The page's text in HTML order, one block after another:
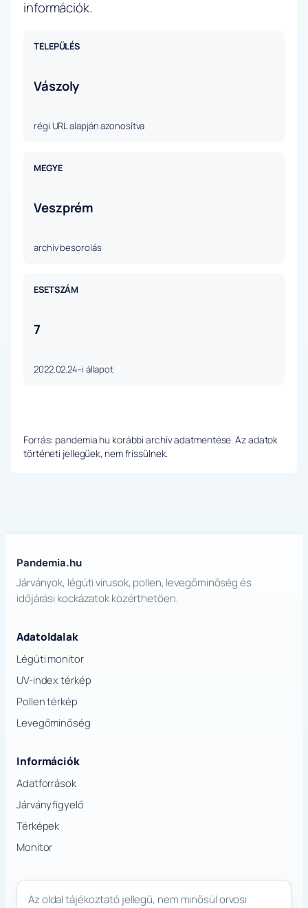
információk.
TELEPÜLÉS
Vászoly
régi URL alapján azonosítva
MEGYE
Veszprém
archív besorolás
ESETSZÁM
7
2022.02.24-i állapot
Forrás: pandemia.hu korábbi archív adatmentése. Az adatok
történeti jellegűek, nem frissülnek.
Pandemia.hu
Járványok, légúti vírusok, pollen, levegőminőség és
időjárási kockázatok közérthetően.
Adatoldalak
Légúti monitor
UV-index térkép
Pollen térkép
Levegőminőség
Információk
Adatforrások
Járványfigyelő
Térképek
Monitor
Az oldal tájékoztató jellegű, nem minősül orvosi